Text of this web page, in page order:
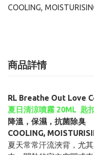
COOLING,
商品詳情
RL Breathe Out Love
夏日清涼噴霧 20ML 匙
降溫，保濕，抗菌除臭
COOLING,
夏天常常汗流浹背，尤